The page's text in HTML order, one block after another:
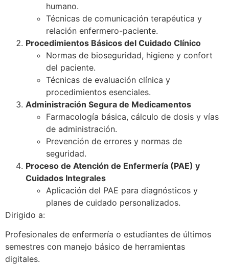
humano.
Técnicas de comunicación terapéutica y
relación enfermero-paciente.
Procedimientos Básicos del Cuidado Clínico
Normas de bioseguridad, higiene y confort
del paciente.
Técnicas de evaluación clínica y
procedimientos esenciales.
Administración Segura de Medicamentos
Farmacología básica, cálculo de dosis y vías
de administración.
Prevención de errores y normas de
seguridad.
Proceso de Atención de Enfermería (PAE) y
Cuidados Integrales
Aplicación del PAE para diagnósticos y
planes de cuidado personalizados.
Dirigido a:
Profesionales de enfermería o estudiantes de últimos
semestres con manejo básico de herramientas
digitales.